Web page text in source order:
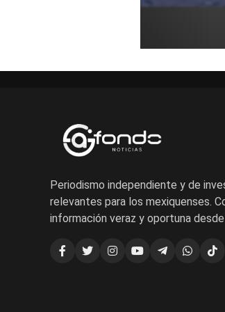
Periodismo independiente y de
relevantes para los mexiquenses.
información veraz y oportuna